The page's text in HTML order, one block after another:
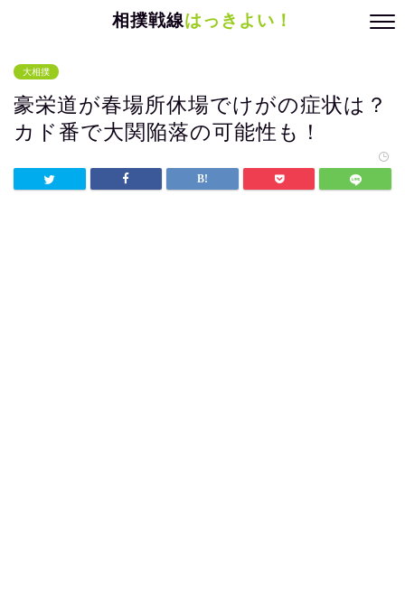
相撲戦線はっきよい！
大相撲
豪栄道が春場所休場でけがの症状は？
カド番で大関陥落の可能性も！